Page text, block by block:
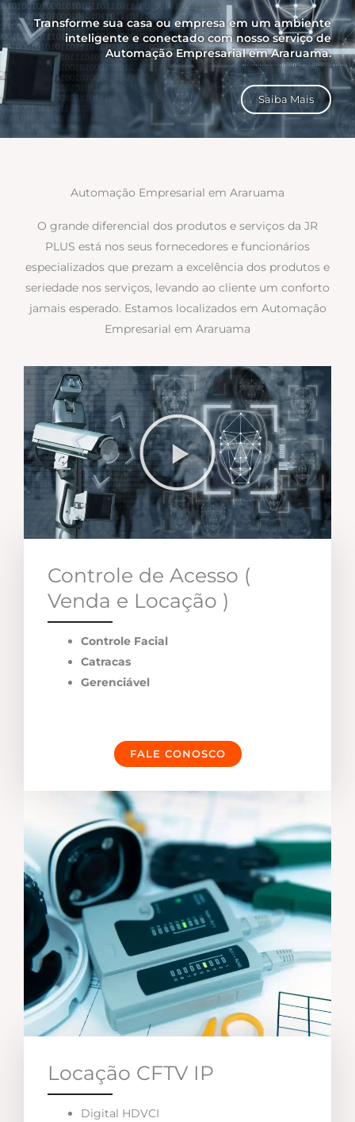
Transforme sua casa ou empresa em um ambiente
inteligente e conectado com nosso serviço de
Automação Empresarial em Araruama.
Saiba Mais
Automação Empresarial em Araruama
O grande diferencial dos produtos e serviços da JR
PLUS está nos seus fornecedores e funcionários
especializados que prezam a excelência dos produtos e
seriedade nos serviços, levando ao cliente um conforto
jamais esperado. Estamos localizados em Automação
Empresarial em Araruama
Controle de Acesso (
Venda e Locação )
Controle Facial
Catracas
Gerenciável
FALE CONOSCO
Locação CFTV IP
Digital HDVCI